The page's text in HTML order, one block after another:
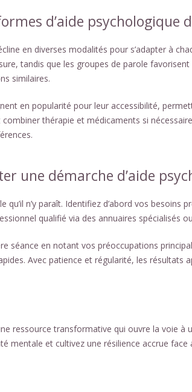
d’aide psychologique
en diverses modalités pour s’adapter à
tandis que les groupes de parole
similaires.
en popularité pour leur accessibilité,
thérapie et médicaments si
une démarche d’aide
qu’il n’y paraît. Identifiez d’abord vos
qualifié via des annuaires spécialisés
séance en notant vos préoccupations
Avec patience et régularité, les résultats
ressource transformative qui ouvre la voie
mentale et cultivez une résilience accrue